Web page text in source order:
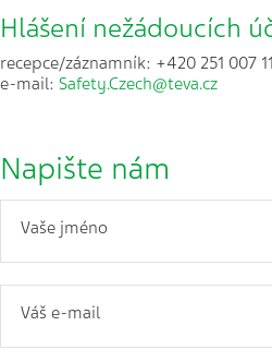
Hlášení nežádoucích
recepce/záznamník: +420 251 007
e-mail: Safety.Czech@teva.cz
Napište nám
Vaše jméno
Váš e-mail